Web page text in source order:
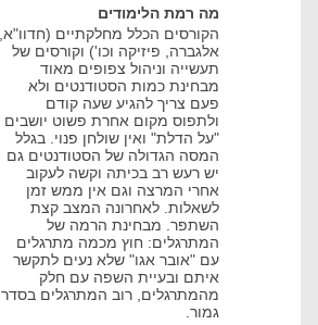
מה רמת הלימודים
הקורסים הכלל מחלקתיים (חדוו"א,
אלגברה, פיזיקה וכו') וקורסים של
תעשייה וניהול צפופים מאוד
מבחינת כמות הסטודנטים ולא
פעם צריך להגיע שעה קודם
ולתפוס מקום אחרת פשוט יושבים
"על הדלת" ואין שולחן פנוי. בגלל
המסה הגדולה של הסטודנטים גם
יש רעש רב בכיתה וקשה לעקוב
אחרי המרצה וגם אין ממש זמן
לשאלות. לאחרונה המצב קצת
השתפר. מבחינת הרמה של
המתרגלים: חוץ מכמה מתרגלים
עם "אובר אגו" שלא נעים לתקשר
איתם ובעיית השפה עם חלק
מהמתרגלים, רוב המתרגלים בסדר
גמור.